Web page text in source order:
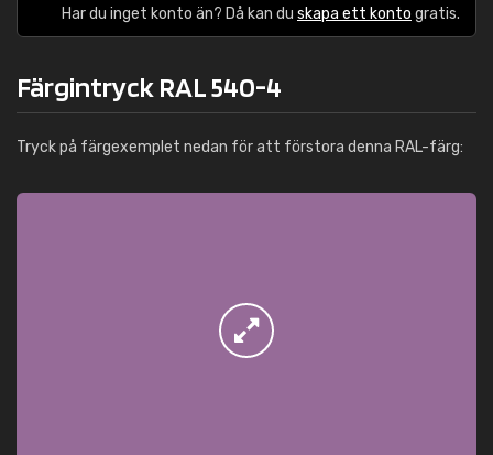
Har du inget konto än? Då kan du skapa ett konto gratis.
Färgintryck RAL 540-4
Tryck på färgexemplet nedan för att förstora denna RAL-färg: